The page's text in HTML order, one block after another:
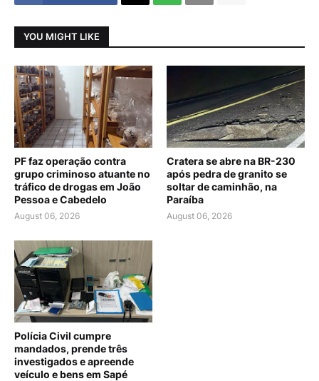
YOU MIGHT LIKE
PF faz operação contra
grupo criminoso atuante no
tráfico de drogas em João
Pessoa e Cabedelo
August 06, 2026
Cratera se abre na BR-230
após pedra de granito se
soltar de caminhão, na
Paraíba
August 06, 2026
Polícia Civil cumpre
mandados, prende três
investigados e apreende
veículo e bens em Sapé